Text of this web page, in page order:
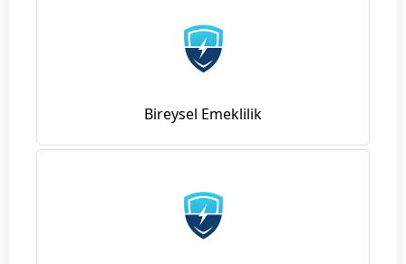
Bireysel Emeklilik